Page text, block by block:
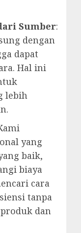
Sumber:
dengan
dapat
Hal ini
lebih
yang
baik,
biaya
cara
tanpa
dan